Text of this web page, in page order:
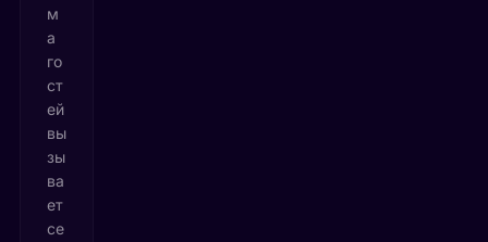
м
а
го
ст
ей
вы
зы
ва
ет
се